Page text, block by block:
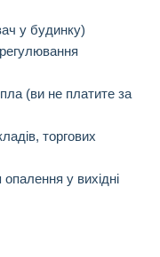
у будинку)
(ви не платите за
торгових
у вихідні